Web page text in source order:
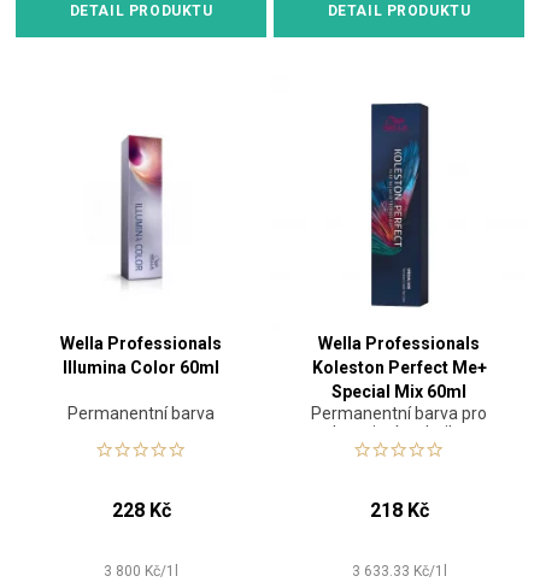
DETAIL PRODUKTU DETAIL PRODUKTU
Wella Professionals
Illumina Color 60ml
Permanentní barva
228 Kč
3 800 Kč/1
Wella Professionals
Koleston Perfect Me+
Special Mix 60ml
Permanentní barva pro
kreativní techniky
218 Kč
3 633.33 Kč/1